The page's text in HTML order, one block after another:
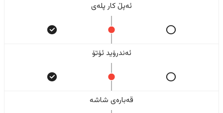
ئەپڵ کار پلەی
ئەندرۆید ئۆتۆ
قەبارەی شاشە